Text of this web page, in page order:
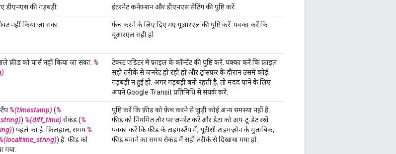
की गड़बड़ी. इंटरनेट कनेक्शन और डीएनएस सेटिंग की पुष्टि करें.
नहीं किया जा सका.
फ़ेच करने के लिए दिए गए यूआरएल की पुष्टि करें. पक्का करें कि
यूआरएल सही हो.
फ़ीड को पार्स नहीं किया जा सका: %
टेक्स्ट एडिटर में फ़ाइल के कॉन्टेंट की पुष्टि करें. पक्का करें कि फ़ाइल
सही तरीके से जनरेट हो रही हो और ट्रांसफ़र के दौरान उसमें कोई
गड़बड़ी न हुई हो. अगर गड़बड़ी बनी रहती है, तो मदद पाने के लिए
अपने Google Transit प्रतिनिधि से संपर्क करें.
%(timestamp) (%
) %(diff_time) सेकंड (%
) पहले का है. फ़िलहाल, समय %
) है. फ़ीड को
गया.
पुष्टि करें कि फ़ीड को फ़ेच करने से जुड़ी कोई अन्य समस्या नहीं है.
फ़ीड को नियमित तौर पर जनरेट करें और डेटा को अप-टू-डेट रखें.
पक्का करें कि फ़ीड के टाइमस्टैंप में, यूटीसी टाइमज़ोन के मुताबिक,
फ़ीड बनाने का समय सेकंड में सही तरीके से दिखाया गया हो.